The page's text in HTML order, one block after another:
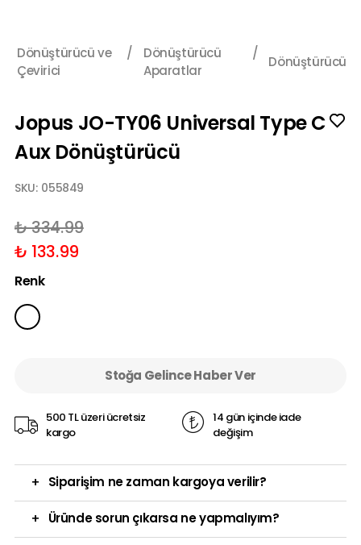
Dönüştürücü ve
Çevirici
/
Dönüştürücü
Aparatlar
/
Dönüştürücü
Jopus JO-TY06 Universal Type C
Aux Dönüştürücü
SKU: 055849
₺ 334.99
₺ 133.99
Renk
Stoğa Gelince Haber Ver
500 TL üzeri ücretsiz
kargo
14 gün içinde iade
değişim
+ Siparişim ne zaman kargoya verilir?
+ Üründe sorun çıkarsa ne yapmalıyım?